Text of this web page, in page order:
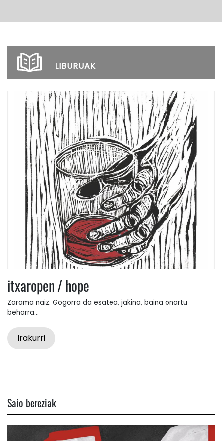
LIBURUAK
itxaropen / hope
Zarama naiz. Gogorra da esatea, jakina, baina onartu
beharra...
Irakurri
Saio bereziak